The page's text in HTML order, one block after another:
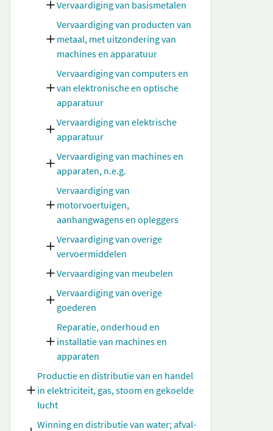
Vervaardiging van basismetalen
Vervaardiging van producten van
metaal, met uitzondering van
machines en apparatuur
Vervaardiging van computers en
van elektronische en optische
apparatuur
Vervaardiging van elektrische
apparatuur
Vervaardiging van machines en
apparaten, n.e.g.
Vervaardiging van
motorvoertuigen,
aanhangwagens en opleggers
Vervaardiging van overige
vervoermiddelen
Vervaardiging van meubelen
Vervaardiging van overige
goederen
Reparatie, onderhoud en
installatie van machines en
apparaten
Productie en distributie van en handel
in elektriciteit, gas, stoom en gekoelde
lucht
Winning en distributie van water; afval-